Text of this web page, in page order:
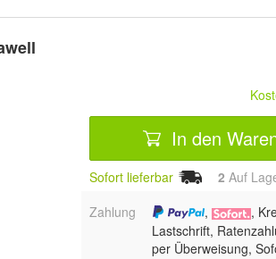
In den
Sofort lieferbar 2 Auf
Zahlung
,
,
Lastschrift,
per Überweisung,